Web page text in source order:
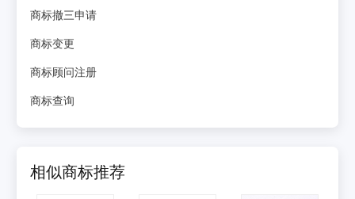
商标撤三申请
商标变更
商标顾问注册
商标查询
相似商标推荐